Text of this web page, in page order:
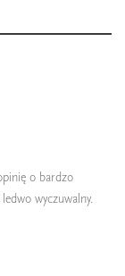
o bardzo
wyczuwalny.